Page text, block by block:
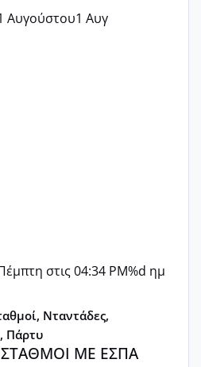
Αυγούστου1 Αυγ
στις 04:34 PM%d ημ
Νταντάδες,
Πάρτυ
ΣΤΑΘΜΟΙ ΜΕ ΕΣΠΑ